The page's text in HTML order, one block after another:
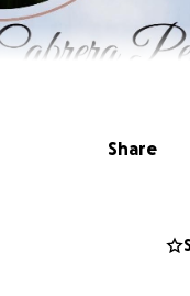
y devastado con sus
Share